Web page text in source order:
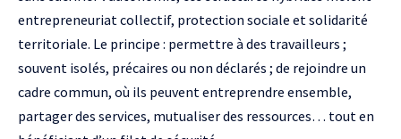
entrepreneuriat collectif, protection sociale et solidarité
territoriale. Le principe : permettre à des travailleurs ;
souvent isolés, précaires ou non déclarés ; de rejoindre un
cadre commun, où ils peuvent entreprendre ensemble,
partager des services, mutualiser des ressources… tout en